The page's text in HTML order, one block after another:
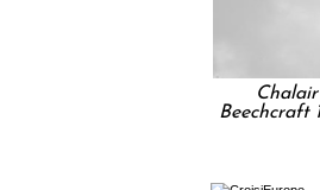
Beechcraft